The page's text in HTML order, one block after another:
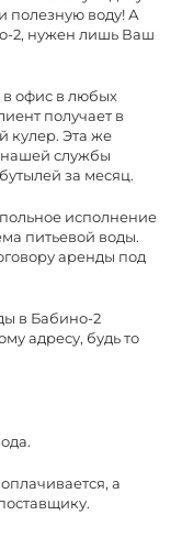
полезную воду! А
2, нужен лишь Ваш
в офис в любых
получает в
кулер. Эта же
нашей службы
за месяц.
исполнение
питьевой воды.
аренды под
в Бабино-2
адресу, будь то
а